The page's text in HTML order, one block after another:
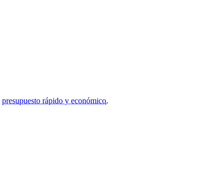
presupuesto rápido y económico.